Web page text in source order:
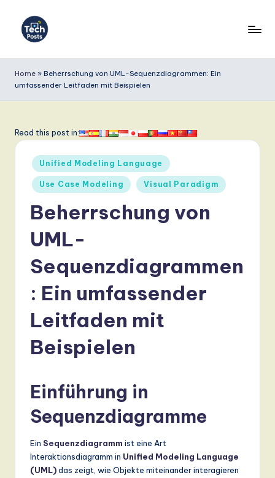
e
c
P
G
m
Home » Beherrschung von UML-Sequenzdiagrammen: Ein
umfassender Leitfaden mit Beispielen
Read this post in:
Posted
in
Unified Modeling Language
Use Case Modeling Visual Paradigm
Beherrschung von
UML-
Sequenzdiagrammen
: Ein umfassender
Leitfaden mit
Beispielen
Einführung in
Sequenzdiagramme
Ein Sequenzdiagramm ist eine Art
Interaktionsdiagramm in Unified Modeling Language
(UML)das zeigt, wie Objekte miteinander interagieren